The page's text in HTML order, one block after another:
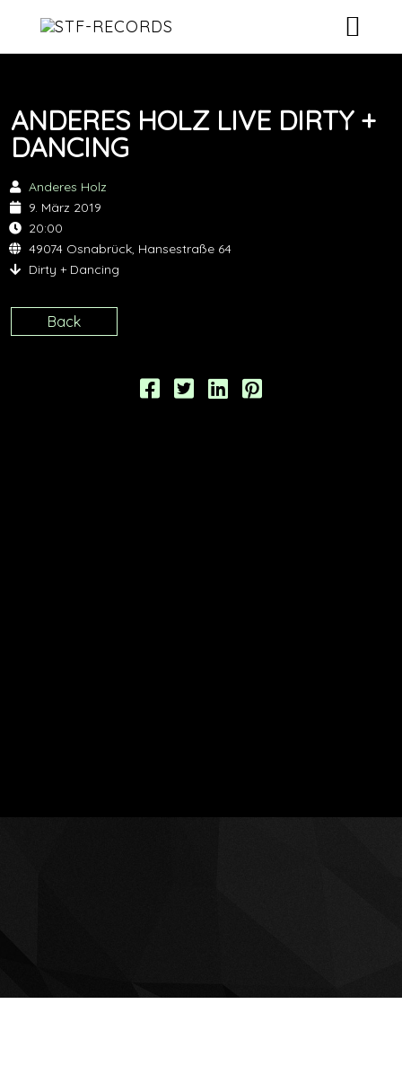
RELEASES
ABOUT
ANDERES HOLZ LIVE DIRTY +
DANCING
Anderes Holz
9. März 2019
20:00
49074 Osnabrück, Hansestraße 64
Dirty + Dancing
Back